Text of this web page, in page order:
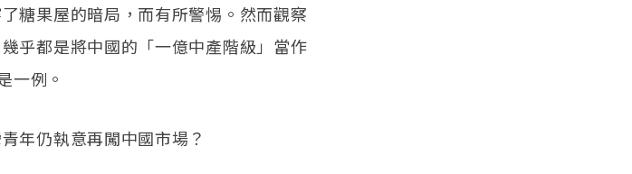
糖果屋的暗局，而有所警惕。然而觀察
乎都是將中國的「一億中產階級」當作
一例。
年仍執意再闖中國市場？